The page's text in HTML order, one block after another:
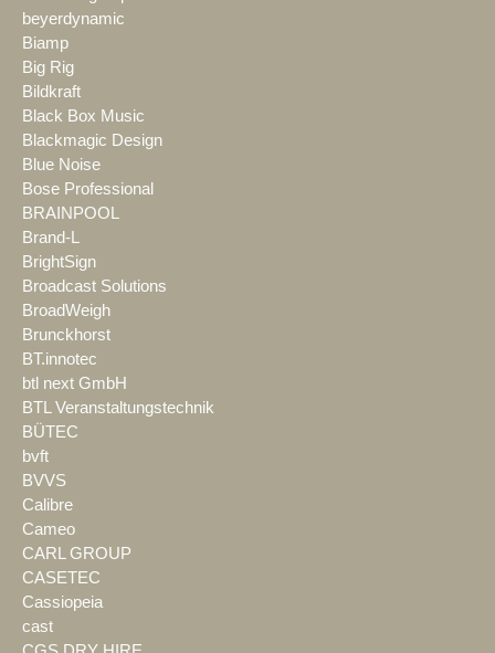
beyerdynamic
Biamp
Big Rig
Bildkraft
Black Box Music
Blackmagic Design
Blue Noise
Bose Professional
BRAINPOOL
Brand-L
BrightSign
Broadcast Solutions
BroadWeigh
Brunckhorst
BT.innotec
btl next GmbH
BTL Veranstaltungstechnik
BÜTEC
bvft
BVVS
Calibre
Cameo
CARL GROUP
CASETEC
Cassiopeia
cast